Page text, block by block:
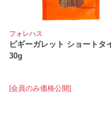
フォレハス
ピギーガレット ショートタ
30g
[会員のみ価格公開]